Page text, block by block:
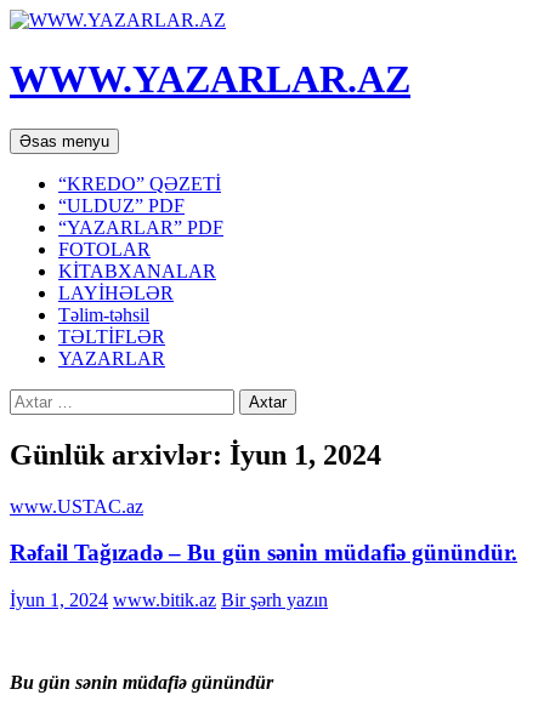
WWW.YAZARLAR.AZ
Axtar
Əsas menyu Mühtəviyyata
keç
“KREDO” QƏZETİ
“ULDUZ” PDF
“YAZARLAR” PDF
FOTOLAR
KİTABXANALAR
LAYİHƏLƏR
Təlim-təhsil
TƏLTİFLƏR
YAZARLAR
Axtarış:
Günlük arxivlər: İyun 1, 2024
www.USTAC.az
Rəfail Tağızadə – Bu gün sənin müdafiə günündür.
İyun 1, 2024 www.bitik.az Bir şərh yazın
Bu gün sənin müdafiə günündür